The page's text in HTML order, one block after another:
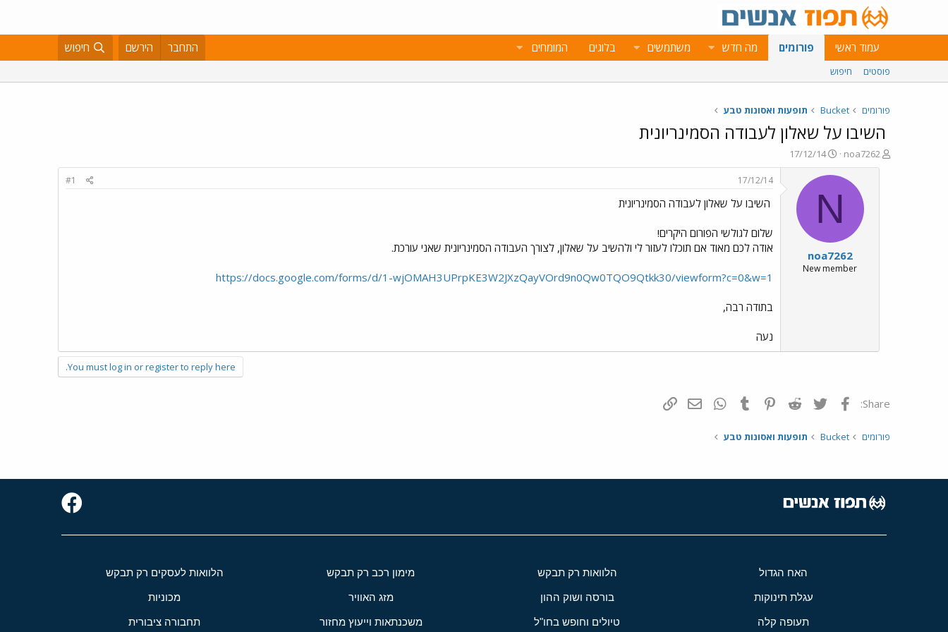
עמוד ראשי פורומים מה חדש משתמשים בלוגים המומחים התחבר הירשם חיפוש
פוסטים חיפוש
פורומים Bucket תופעות ואסונות טבע
השיבו על שאלון לעבודה הסמינריונית
פ
ו
noa7262
פ
ו
ר
ם
א
ר
י
17/12/14
N
noa7262
New member
17/12/14
#1
השיבו על שאלון לעבודה הסמינריונית
שלום לגולשי הפורום היקרים!
אודה לכם מאוד אם תוכלו לעזור לי ולהשיב על שאלון, לצורך העבודה הסמינריונית שאני עורכת.
https://docs.google.com/forms/d/1-wjOMAH3UPrpKE3W2JXzQayVOrd9n0Qw0TQO9Qtkk30/viewform?c=0&w=1
בתודה רבה,
נעה
You must log in or register to reply here.
Share: פייסבוק Twitter
Reddit
Pinterest
Tumblr
WhatsAppדואר אלקטרוני
פורומים Bucket תופעות ואסונות טבע
האח הגדול הלוואות רק תבקש מימון רכב רק תבקש הלוואות לעסקים רק תבקש
עגלת תינוקות בורסה ושוק ההון מזג האוויר מכוניות
תעופה קלה טיולים וחופש בחו"ל משכנתאות וייעוץ מחזור תחבורה ציבורית